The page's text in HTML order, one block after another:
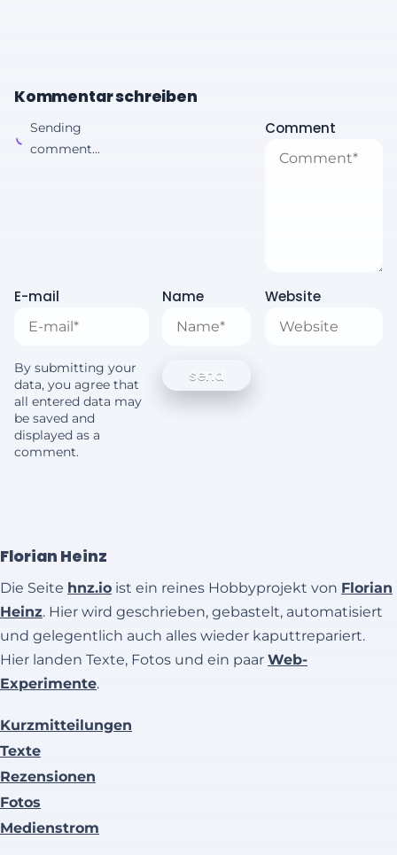
Kommentar schreiben
Sending
comment...
Comment
E-mail Name Website
By submitting your
data, you agree that
all entered data may
be saved and
displayed as a
comment.
Florian Heinz
Die Seite hnz.io ist ein reines Hobbyprojekt von Florian
Heinz. Hier wird geschrieben, gebastelt, automatisiert
und gelegentlich auch alles wieder kaputtrepariert.
Hier landen Texte, Fotos und ein paar Web-
Experimente.
Kurzmitteilungen
Texte
Rezensionen
Fotos
Medienstrom